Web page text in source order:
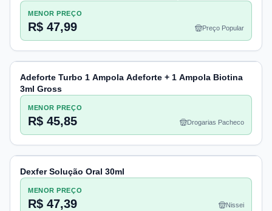
MENOR PREÇO
R$ 47,99 Preço Popular
Adeforte Turbo 1 Ampola Adeforte + 1 Ampola Biotina
3ml Gross
MENOR PREÇO
R$ 45,85 Drogarias Pacheco
Dexfer Solução Oral 30ml
MENOR PREÇO
R$ 47,39 Nissei